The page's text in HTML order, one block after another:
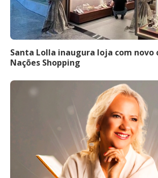
Santa Lolla inaugura loja com novo
Nações Shopping